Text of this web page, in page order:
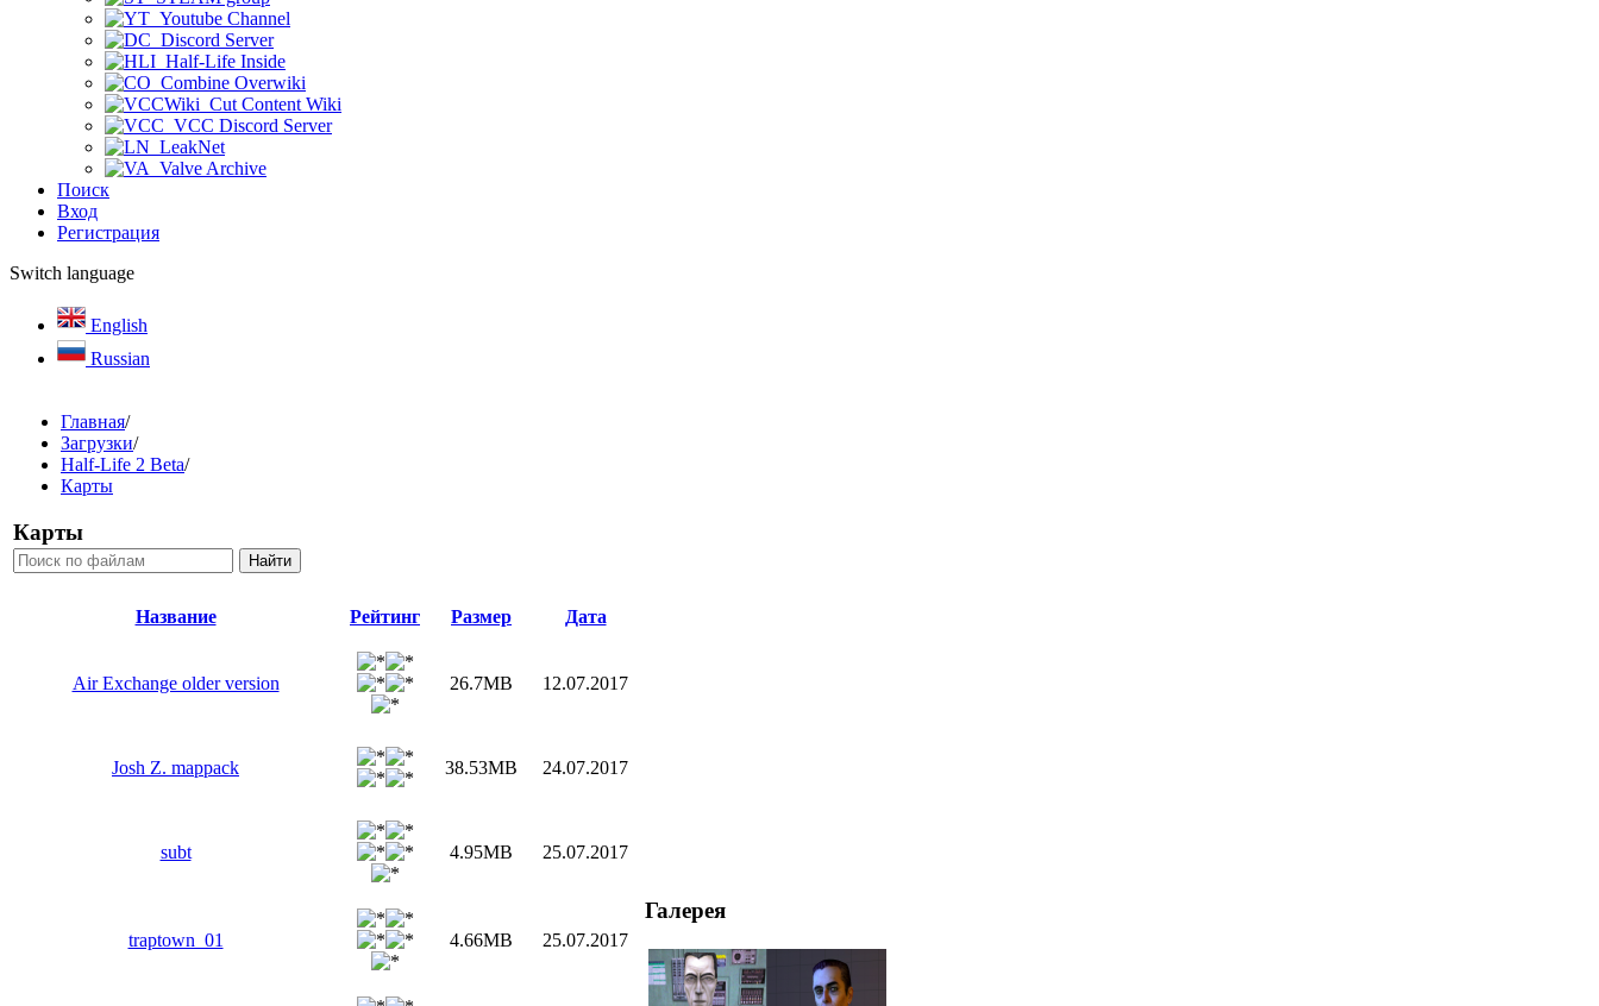
Youtube Channel
Discord Server
Half-Life Inside
Combine Overwiki
Cut Content Wiki
VCC Discord Server
LeakNet
Valve Archive
Поиск
Вход
Регистрация
Switch language
English
Russian
Главная/
Загрузки/
Half-Life 2 Beta/
Карты
Карты
Название Рейтинг Размер Дата
Air Exchange older version 26.7MB 12.07.2017
Josh Z. mappack 38.53MB 24.07.2017
subt 4.95MB 25.07.2017
traptown_01 4.66MB 25.07.2017
Галерея